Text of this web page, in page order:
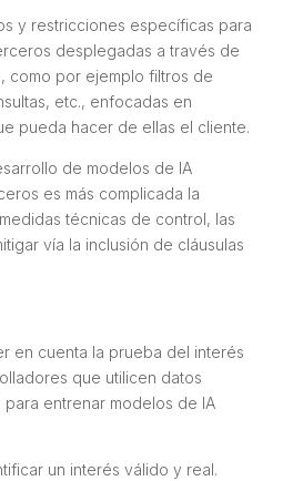
y restricciones específicas para
desplegadas a través de
como por ejemplo filtros de
etc., enfocadas en
pueda hacer de ellas el cliente.
de modelos de IA
es más complicada la
técnicas de control, las
vía la inclusión de cláusulas
en cuenta la prueba del interés
que utilicen datos
entrenar modelos de IA
un interés válido y real.